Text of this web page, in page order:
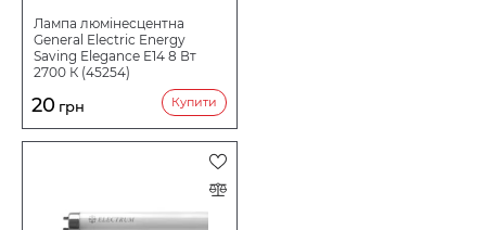
Лампа люмінесцентна
General Electric Energy
Saving Elegance E14 8 Вт
2700 К (45254)
20 грн Купити